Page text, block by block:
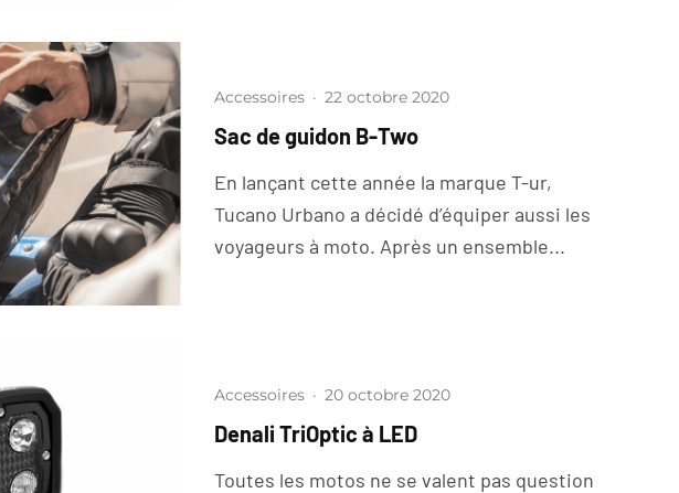
Accessoires · 22 octobre 2020
Sac de guidon B-Two
En lançant cette année la marque T-ur,
Tucano Urbano a décidé d’équiper aussi les
voyageurs à moto. Après un ensemble...
Accessoires · 20 octobre 2020
Denali TriOptic à LED
Toutes les motos ne se valent pas question